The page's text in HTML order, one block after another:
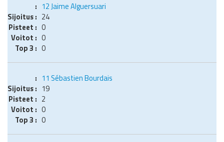
12Jaime Alguersuari
24
0
0
0
11 Sébastien Bourdais
19
2
0
0